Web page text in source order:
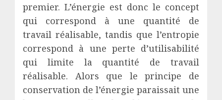
premier. L’énergie est donc le concept
qui correspond à une quantité de
travail réalisable, tandis que l’entropie
correspond à une perte d’utilisabilité
qui limite la quantité de travail
réalisable. Alors que le principe de
conservation de l’énergie paraissait une